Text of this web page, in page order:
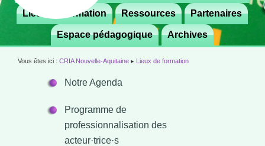
contenu
principal
Lieux de formation Ressources Partenaires
Espace pédagogique Archives
Vous êtes ici : CRIA Nouvelle-Aquitaine ▸ Lieux de formation
Notre Agenda
Programme de
professionnalisation des
acteur·trice·s